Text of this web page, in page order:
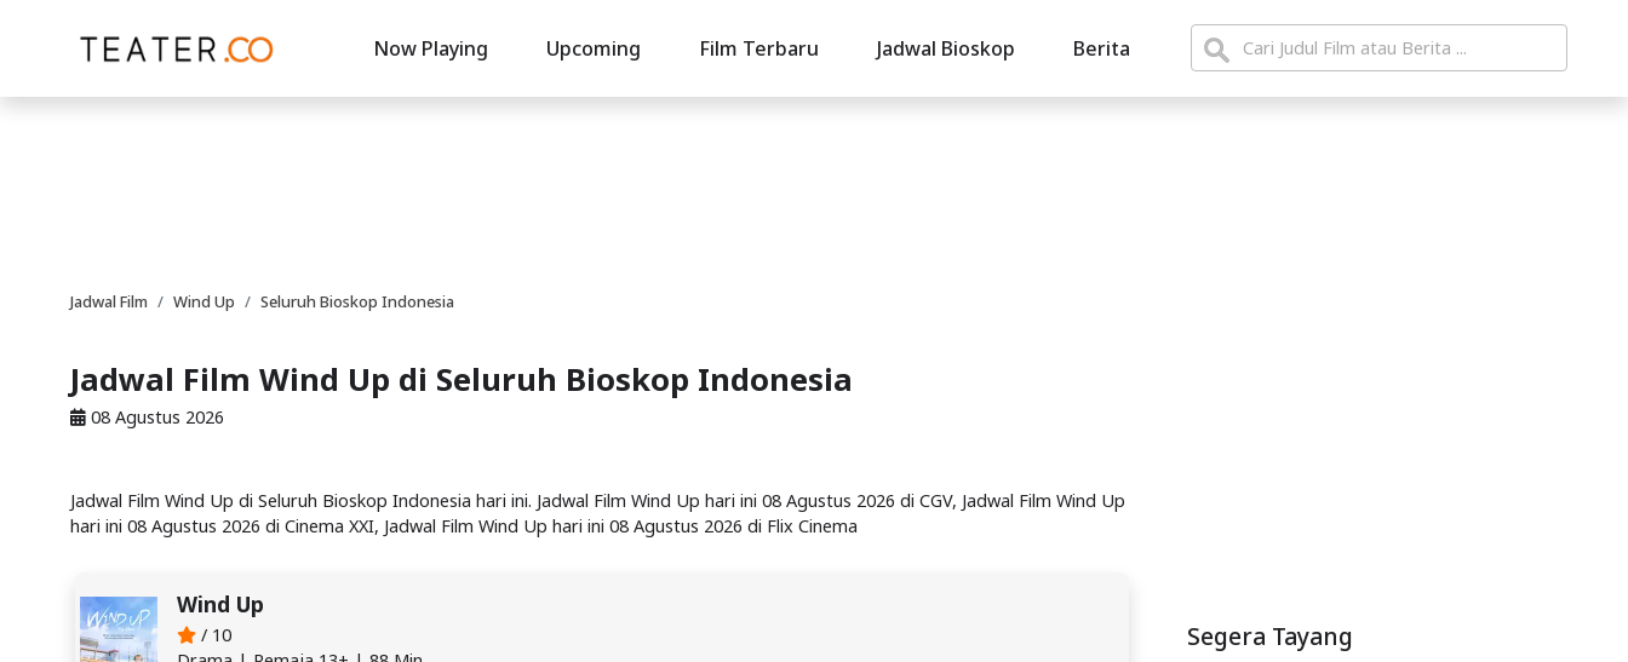
Now Playing Upcoming Film Terbaru Jadwal Bioskop Berita
Jadwal Film Wind Up Seluruh Bioskop Indonesia
Jadwal Film Wind Up di Seluruh Bioskop Indonesia
08 Agustus 2026
Jadwal Film Wind Up di Seluruh Bioskop Indonesia hari ini. Jadwal Film Wind Up hari ini 08 Agustus 2026 di CGV, Jadwal Film Wind Up
hari ini 08 Agustus 2026 di Cinema XXI, Jadwal Film Wind Up hari ini 08 Agustus 2026 di Flix Cinema
Wind Up
/ 10
Segera Tayang